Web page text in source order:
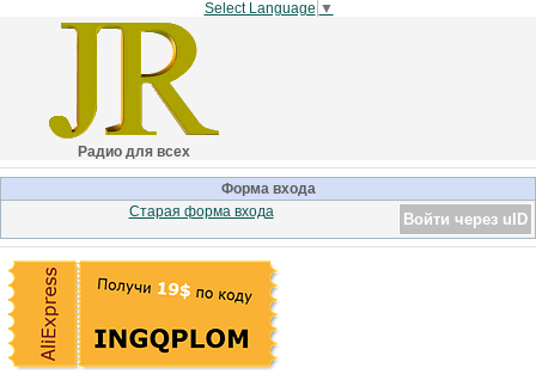
Select Language ▼
Радио для всех
Форма входа
Войти через uID
Старая форма входа